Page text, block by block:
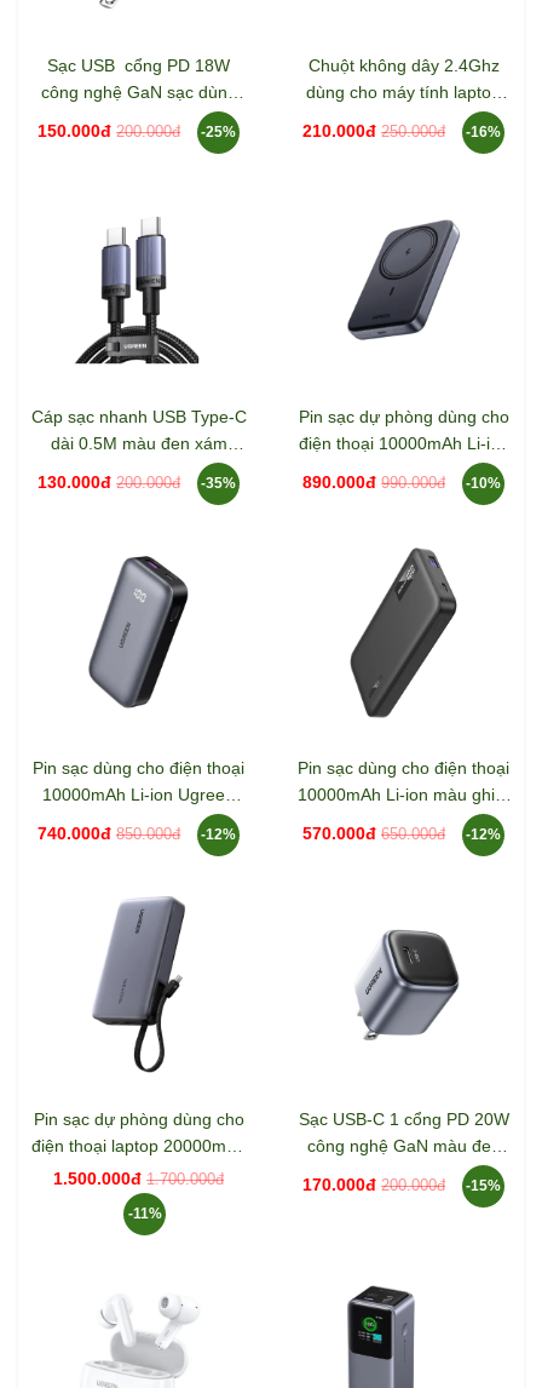
Sạc USB cổng PD 18W
công nghệ GaN sạc dùng
dây màu đen Ugreen 75953
150.000đ 200.000đ -25%
Chuột không dây 2.4Ghz
dùng cho máy tính laptop
màu xám Ugreen 65772
210.000đ 250.000đ -16%
Cáp sạc nhanh USB Type-C
dài 0.5M màu đen xám
240W Ugreen 65906 L532
130.000đ 200.000đ -35%
Pin sạc dự phòng dùng cho
điện thoại 10000mAh Li-ion
Ugreen 25919 PB561
890.000đ 990.000đ -10%
Pin sạc dùng cho điện thoại
10000mAh Li-ion Ugreen
740.000đ 850.000đ -12%
Pin sạc dùng cho điện thoại
10000mAh Li-ion màu ghi 2
cổng đầu ra Ugreen 25742
570.000đ 650.000đ -12%
Pin sạc dự phòng dùng cho
điện thoại laptop 20000mAh
Lithium có dây USB-C tích
hợp Ugreen 55992B PB551
1.500.000đ 1.700.000đ
-11%
Sạc USB-C 1 cổng PD 20W
công nghệ GaN màu đen
Ugreen 55527 X512
170.000đ 200.000đ -15%